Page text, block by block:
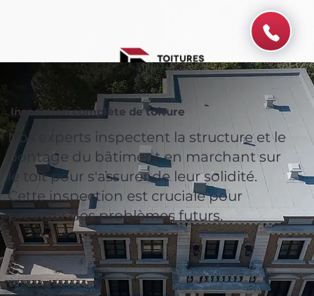
Inspection complète de toiture
Nos experts inspectent la structure et le
pontage du bâtiment en marchant sur
le toit pour s'assurer de leur solidité.
Cette inspection est cruciale pour
prévenir des problèmes futurs.